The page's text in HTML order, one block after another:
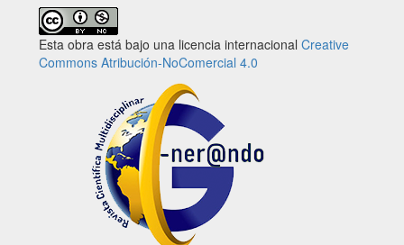
Esta obra está bajo una licencia internacional Creative
Commons Atribución-NoComercial 4.0